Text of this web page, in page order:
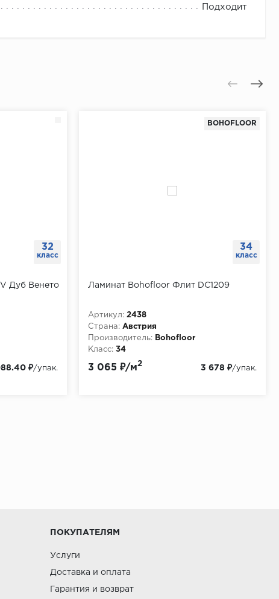
Подходит
32
класс
Дуб Венето
₽/упак.
34
класс
BOHOFLOOR
Ламинат Bohofloor Флит DC1209
Артикул: 2438
Страна: Австрия
Производитель:
Bohofloor
Класс: 34
Толщина, мм:
3 065 ₽/м2
3 678 ₽/упак.
ПОКУПАТЕЛЯМ
Услуги
Доставка и оплата
Гарантия и возврат